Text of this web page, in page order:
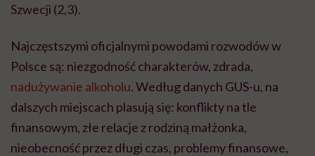
Szwecji (2,3).
Najczęstszymi oficjalnymi powodami rozwodów w
Polsce są: niezgodność charakterów, zdrada,
nadużywanie alkoholu. Według danych GUS-u, na
dalszych miejscach plasują się: konflikty na tle
finansowym, złe relacje z rodziną małżonka,
nieobecność przez długi czas, problemy finansowe,